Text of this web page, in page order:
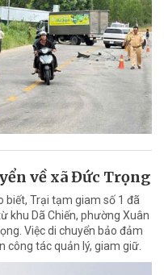
về xã Đức Trọng
biết, Trại tạm giam số 1 đã
khu Dã Chiến, phường Xuân
Việc di chuyển bảo đảm
công tác quản lý, giam giữ.